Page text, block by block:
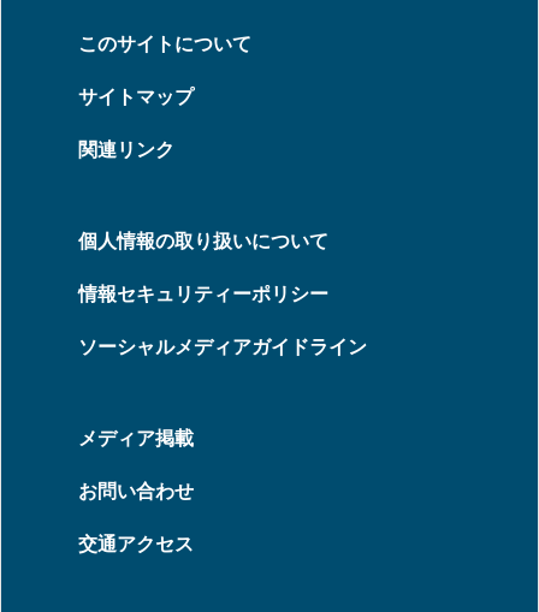
このサイトについて
サイトマップ
関連リンク
個人情報の取り扱いについて
情報セキュリティーポリシー
ソーシャルメディアガイドライン
メディア掲載
お問い合わせ
交通アクセス